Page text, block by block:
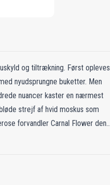
og tiltrækning. Først opleves
nyudsprungne buketter. Men
nuancer kaster en nærmest
strejf af hvid moskus som
forvandler Carnal Flower den
mesterværk i parfumens